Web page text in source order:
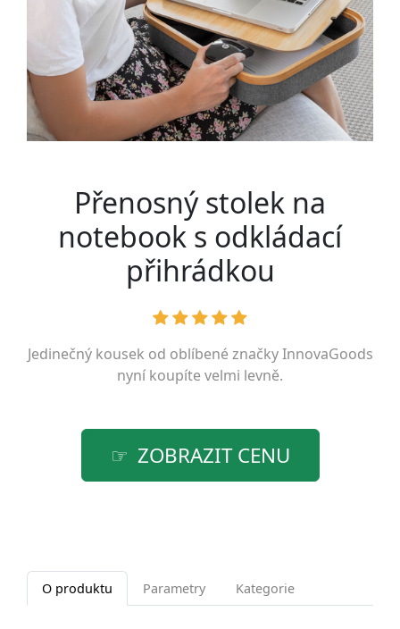
Přenosný stolek na
notebook s odkládací
přihrádkou
Jedinečný kousek od oblíbené značkyInnovaGoods
nyní koupíte velmi levně.
ZOBRAZIT CENU
O produktu Parametry Kategorie